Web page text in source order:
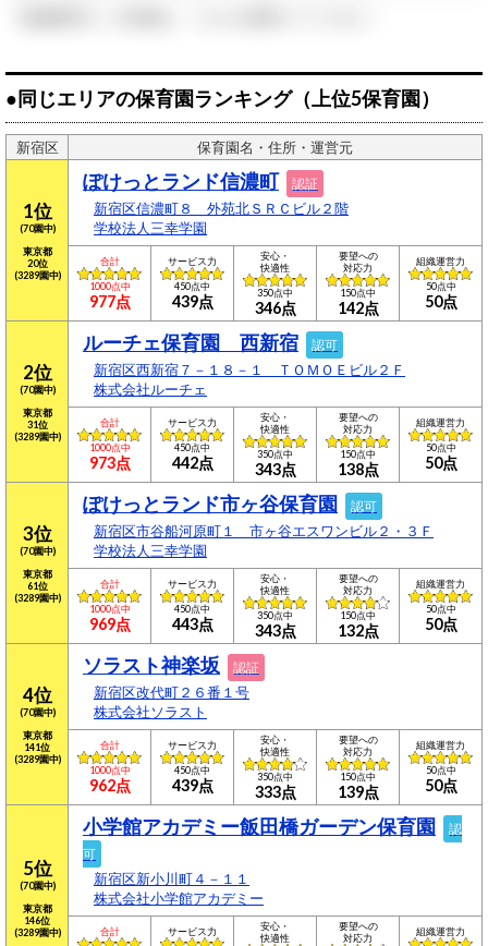
●同じエリアの保育園ランキング（上位5保育園）
新宿区 保育園名・住所・運営元
1位
(70園中)
東京都
20位
(3289園中)
ぽけっとランド信濃町 認証
新宿区信濃町８ 外苑北ＳＲＣビル２階
学校法人三幸学園
合計
1000点中
977点
サービス力
450点中
439点
安心・
快適性
350点中
346点
要望への
対応力
150点中
142点
組織運営力
50点中
50点
2位
(70園中)
東京都
31位
(3289園中)
ルーチェ保育園 西新宿 認可
新宿区西新宿７－１８－１ ＴＯＭＯＥビル２Ｆ
株式会社ルーチェ
合計
1000点中
973点
サービス力
450点中
442点
安心・
快適性
350点中
343点
要望への
対応力
150点中
138点
組織運営力
50点中
50点
3位
(70園中)
東京都
61位
(3289園中)
ぽけっとランド市ヶ谷保育園 認可
新宿区市谷船河原町１ 市ヶ谷エスワンビル２・３Ｆ
学校法人三幸学園
合計
1000点中
969点
サービス力
450点中
443点
安心・
快適性
350点中
343点
要望への
対応力
150点中
132点
組織運営力
50点中
50点
4位
(70園中)
東京都
141位
(3289園中)
ソラスト神楽坂 認証
新宿区改代町２６番１号
株式会社ソラスト
合計
1000点中
962点
サービス力
450点中
439点
安心・
快適性
350点中
333点
要望への
対応力
150点中
139点
組織運営力
50点中
50点
5位
(70園中)
東京都
146位
(3289園中)
小学館アカデミー飯田橋ガーデン保育園
認
可
新宿区新小川町４－１１
株式会社小学館アカデミー
合計 サービス力
安心・
快適性
要望への
対応力
組織運営力